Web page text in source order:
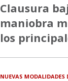
Clausura
maniobra
los
NUEVAS MODALIDADES